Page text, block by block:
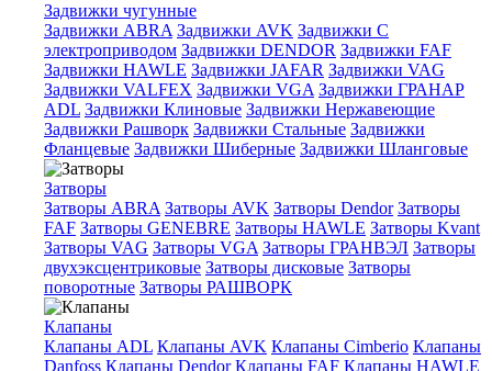
Задвижки чугунные
Задвижки ABRA Задвижки AVK Задвижки C
электроприводом Задвижки DENDOR Задвижки FAF
Задвижки HAWLE Задвижки JAFAR Задвижки VAG
Задвижки VALFEX Задвижки VGA Задвижки ГРАНАР
ADL Задвижки Клиновые Задвижки Нержавеющие
Задвижки Рашворк Задвижки Стальные Задвижки
Фланцевые Задвижки Шиберные Задвижки Шланговые
Затворы
Затворы ABRA Затворы AVK Затворы Dendor Затворы
FAF Затворы GENEBRE Затворы HAWLE Затворы Kvant
Затворы VAG Затворы VGA Затворы ГРАНВЭЛ Затворы
двухэксцентриковые Затворы дисковые Затворы
поворотные Затворы РАШВОРК
Клапаны
Клапаны ADL Клапаны AVK Клапаны Cimberio Клапаны
Danfoss Клапаны Dendor Клапаны FAF Клапаны HAWLE